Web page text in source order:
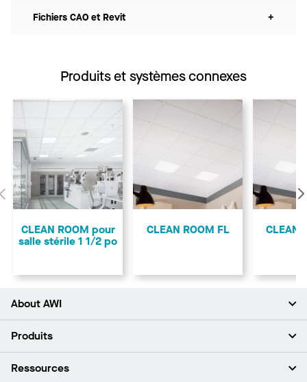
Fichiers CAO et Revit +
Produits et systèmes connexes
Précédent
CLEAN ROOM pour
salle stérile 1 1/2 po
CLEAN ROOM FL CLEAN
About AWI
À propos de nous
Espace presse
Produits
Plafonds
Ressources